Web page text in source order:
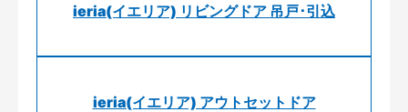
ieria(イエリア) リビングドア 吊戸･引込
ieria(イエリア) アウトセットドア